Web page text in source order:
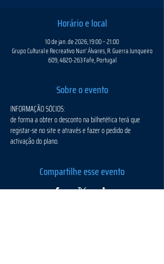
Horário e local
10 de jan. de 2026, 19:00 – 21:00
Grupo Cultural e Recreativo Nun' Álvares, R. Guerra Junqueiro
609, 4820-263 Fafe, Portugal
Sobre o evento
INFORMAÇÃO SÓCIOS:
de forma a obter o desconto na bilhetética terá que
registar-se no site e através e fazer o pedido de
activação do plano.
Compartilhe esse evento